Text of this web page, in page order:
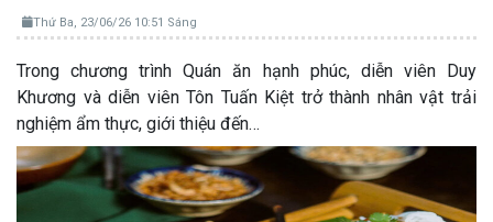
Thứ Ba, 23/06/26 10:51 Sáng
Trong chương trình Quán ăn hạnh phúc, diễn viên Duy
Khương và diễn viên Tôn Tuấn Kiệt trở thành nhân vật trải
nghiệm ẩm thực, giới thiệu đến…